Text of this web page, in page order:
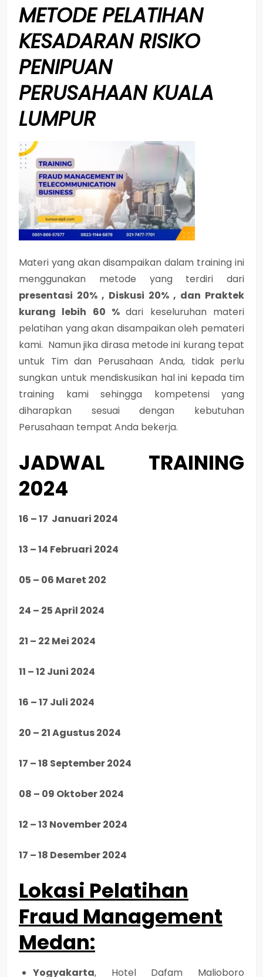
METODEPELATIHAN
KESADARAN RISIKO
PENIPUAN
PERUSAHAAN KUALA
LUMPUR
Materi yang akan disampaikan dalam training ini
menggunakan metode yang terdiri dari
presentasi 20% , Diskusi 20% , dan Praktek
kurang lebih 60 %dari keseluruhan materi
pelatihan yang akan disampaikan oleh pemateri
kami. Namun jika dirasa metode ini kurang tepat
untuk Tim dan Perusahaan Anda, tidak perlu
sungkan untuk mendiskusikan hal ini kepada tim
training kami sehingga kompetensi yang
diharapkan sesuai dengan kebutuhan
Perusahaan tempat Anda bekerja.
JADWAL TRAINING
2024
16 – 17 Januari 2024
13 – 14 Februari 2024
05 – 06 Maret 202
24 – 25 April 2024
21 – 22 Mei 2024
11 – 12 Juni 2024
16 – 17 Juli 2024
20 – 21 Agustus 2024
17 – 18 September 2024
08 – 09 Oktober 2024
12 – 13 November 2024
17 – 18 Desember 2024
Lokasi Pelatihan
Fraud Management
Medan:
Yogyakarta, Hotel Dafam Malioboro